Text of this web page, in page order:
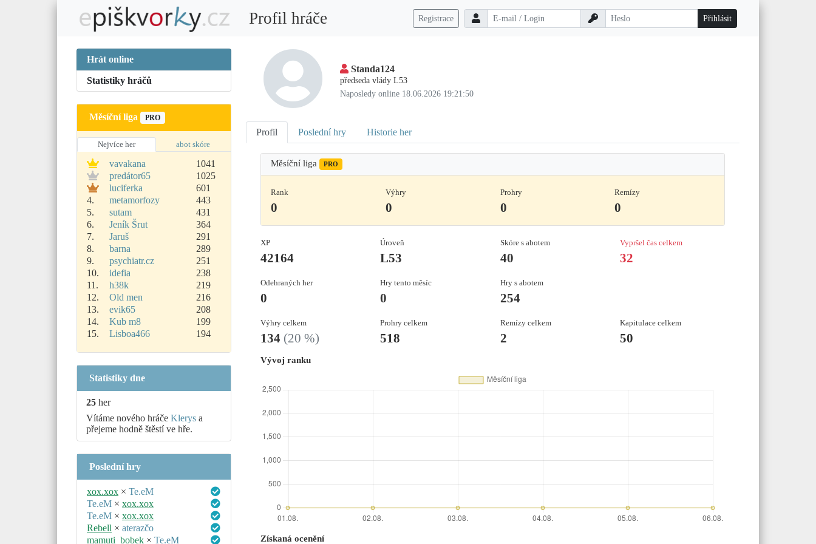
Profil hráče Registrace
Hrát online
Statistiky hráčů
Měsíční liga PRO
Nejvíce her abot skóre
vavakana
1041
predátor65
1025
luciferka
601
4.
metamorfozy
443
5.
sutam
431
6.
Jeník Šrut
364
7.
Jaruš
291
8.
barna
289
9.
psychiatr.cz
251
10.
idefia
238
11.
h38k
219
12.
Old men
216
13.
evik65
208
14.
Kub m8
199
15.
Lisboa466 194
Statistiky dne
25 her
Vítáme nového hráče Klerys a
přejeme hodně štěstí ve hře.
Poslední hry
xox.xox × Te.eM
Te.eM × xox.xox
Te.eM × xox.xox
Rebell × aterazčo
mamuti_bobek × Te.eM
Standa124
předseda vlády L53
Naposledy online 18.06.2026 19:21:50
Profil Poslední hry Historie her
Měsíční liga PRO
Rank
0
Výhry
0
Prohry
0
Remízy
0
XP
42164
Úroveň
L53
Skóre s abotem
40
Vypršel čas celkem
32
Odehraných her
0
Hry tento měsíc
0
Hry s abotem
254
Výhry celkem
134 (20 %)
Prohry celkem
518
Remízy celkem
2
Kapitulace celkem
50
Vývoj ranku
Získaná ocenění